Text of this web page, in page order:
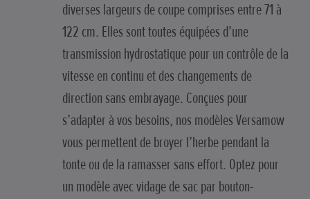
diverses largeurs de coupe comprises entre 71 à
122 cm. Elles sont toutes équipées d’une
transmission hydrostatique pour un contrôle de la
vitesse en continu et des changements de
direction sans embrayage. Conçues pour
s’adapter à vos besoins, nos modèles Versamow
vous permettent de broyer l’herbe pendant la
tonte ou de la ramasser sans effort. Optez pour
un modèle avec vidage de sac par bouton-